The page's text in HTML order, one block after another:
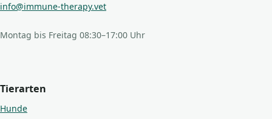
info@immune-therapy.vet
Montag bis Freitag 08:30–17:00 Uhr
Tierarten
Hunde